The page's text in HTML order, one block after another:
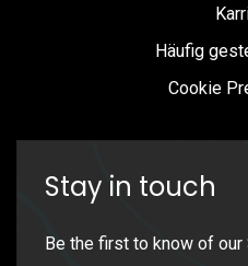
Häufig
Cookie
Stay in touch
Be the first to know of